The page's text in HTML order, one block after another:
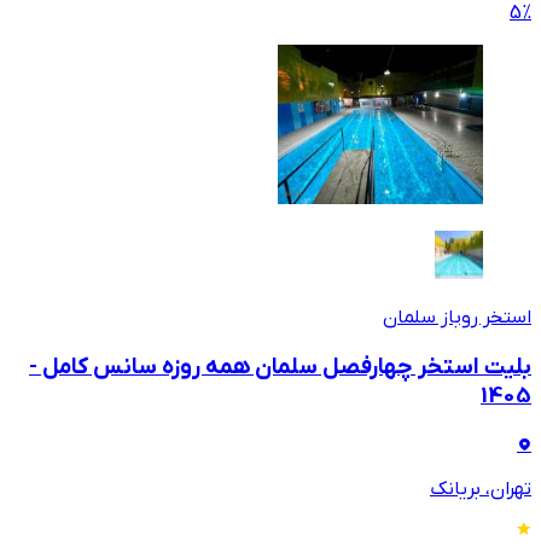
5%
استخر روباز سلمان
بلیت استخر چهارفصل سلمان همه روزه سانس کامل -
1405
تهران، بریانک